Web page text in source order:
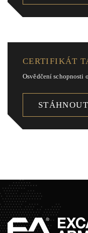
CERTIFIKÁT
Osvědčení schopnosti
STÁHNOUT